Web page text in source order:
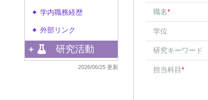
◆ 学内職務経歴
◆ 外部リンク
研究活動
2026/06/25 更新
職名*
学位
研究キーワード
担当科目*